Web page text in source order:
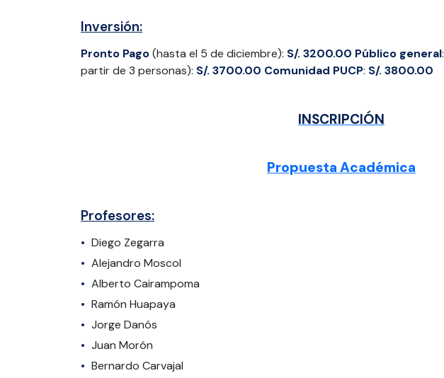
Inversión:
Pronto Pago(hasta el 5 de diciembre): S/. 3200.00 Público general:
partir de 3 personas): S/. 3700.00 Comunidad PUCP: S/. 3800.00
INSCRIPCIÓN
Propuesta Académica
Profesores:
Diego Zegarra
Alejandro Moscol
Alberto Cairampoma
Ramón Huapaya
Jorge Danós
Juan Morón
Bernardo Carvajal